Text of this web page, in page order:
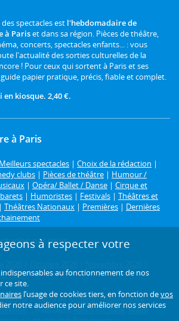
spectacles est l'hebdomadaire de
à Pariset dans sa région. Pièces de théâtre,
concerts, spectacles enfants... : vous
l'actualité des sorties culturelles de la
! Pour ceux qui sortent à Paris et ses
papier pratique, précis, fiable et complet.
kiosque. 2,40 €.
à Paris
Meilleurs spectacles | Choix de la rédaction |
clubs | Pièces de théâtre | Humour /
| Opéra/ Ballet / Danse | Cirque et
| Humoristes | Festivals | Théâtres et
| Théâtres Nationaux | Premières | Dernières
par mois
2027
de théâtre deMolière,Shakespeare,
..., mais aussiAlexis Michalik,Wajdi
à respecter votre
au fonctionnement de nos
ce site.
l’usage de cookies tiers, en fonction devos
notre audience pour améliorer nos services